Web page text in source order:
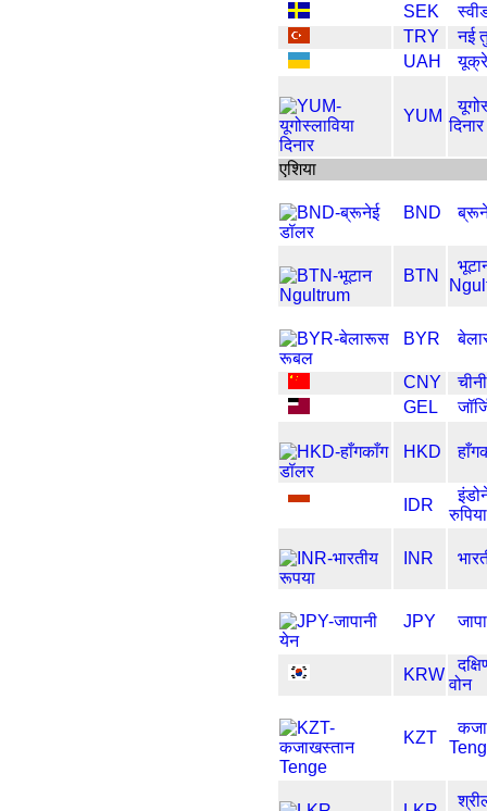
SEK
TRY
नई
UAH
YUM
दिनार
एशिया
BND
BTN
BYR
CNY
GEL
HKD
IDR
रुपिया
INR
JPY
KRW
वोन
KZT